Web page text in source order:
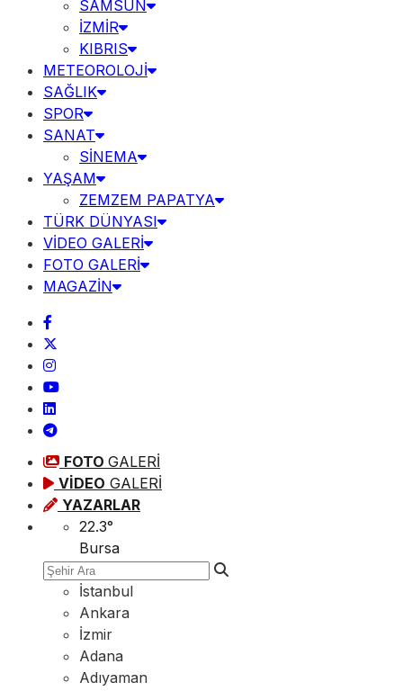
SAMSUN
İZMİR
KIBRIS
METEOROLOJİ
SAĞLIK
SPOR
SANAT
SİNEMA
YAŞAM
ZEMZEM PAPATYA
TÜRK DÜNYASI
VİDEO GALERİ
FOTO GALERİ
MAGAZİN
FOTO GALERİ
VİDEO GALERİ
YAZARLAR
22.3°
Bursa
İstanbul
Ankara
İzmir
Adana
Adıyaman